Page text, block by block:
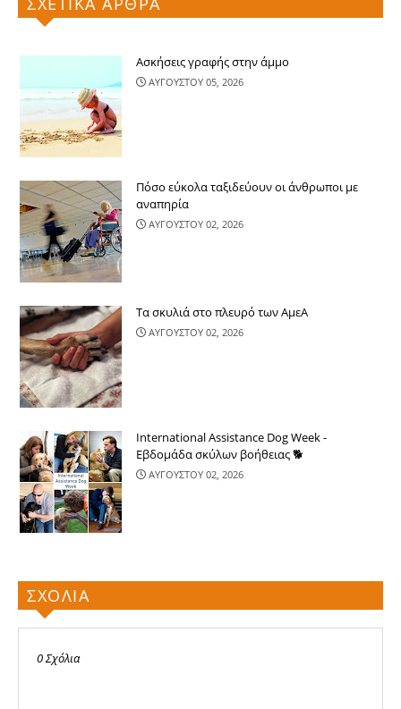
Ασκήσεις γραφής στην άμμο
ΑΥΓΟΥΣΤΟΥ 05, 2026
Πόσο εύκολα ταξιδεύουν οι άνθρωποι με
αναπηρία
ΑΥΓΟΥΣΤΟΥ 02, 2026
Τα σκυλιά στο πλευρό των ΑμεΑ
ΑΥΓΟΥΣΤΟΥ 02, 2026
International Assistance Dog Week -
Εβδομάδα σκύλων βοήθειας 🐕
ΑΥΓΟΥΣΤΟΥ 02, 2026
ΣΧΟΛΙΑ
0 Σχόλια